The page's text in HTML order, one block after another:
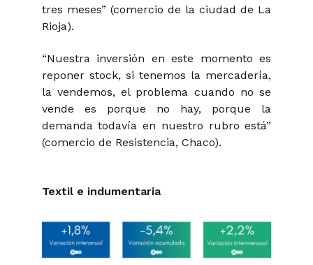
tres meses” (comercio de la ciudad de La
Rioja).
“Nuestra inversión en este momento es
reponer stock, si tenemos la mercadería,
la vendemos, el problema cuando no se
vende es porque no hay, porque la
demanda todavía en nuestro rubro está”
(comercio de Resistencia, Chaco).
Textil e indumentaria